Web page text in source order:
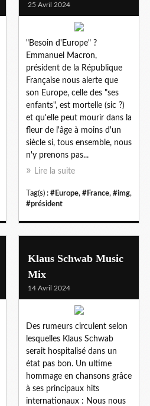
25 Avril 2024
"Besoin d'Europe" ?
Emmanuel Macron,
président de la République
Française nous alerte que
son Europe, celle des "ses
enfants", est mortelle (sic ?)
et qu'elle peut mourir dans la
fleur de l'âge à moins d'un
siècle si, tous ensemble, nous
n'y prenons pas...
Lire la suite
Tag(s) : #Europe, #France, #img,
#président
Klaus Schwab Music
Mix
14 Avril 2024
Des rumeurs circulent selon
lesquelles Klaus Schwab
serait hospitalisé dans un
état pas bon. Un ultime
hommage en chansons grâce
à ses principaux hits
internationaux : Nous nous